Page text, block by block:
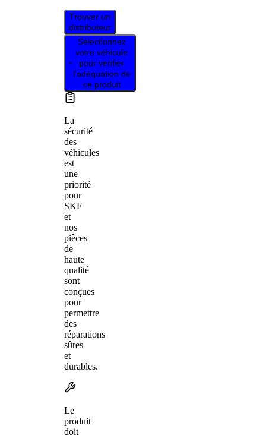
Trouver un
distributeur
Sélectionnez
votre véhicule
pour vérifier
l’adéquation de
ce produit
La
sécurité
des
véhicules
est
une
priorité
pour
SKF
et
nos
pièces
de
haute
qualité
sont
conçues
pour
permettre
des
réparations
sûres
et
durables.
Le
produit
doit